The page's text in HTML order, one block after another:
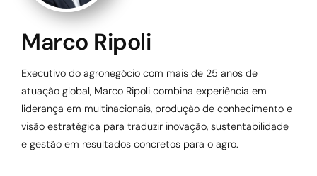
Marco Ripoli
Executivo do agronegócio com mais de 25 anos de
atuação global, Marco Ripoli combina experiência em
liderança em multinacionais, produção de conhecimento e
visão estratégica para traduzir inovação, sustentabilidade
e gestão em resultados concretos para o agro.